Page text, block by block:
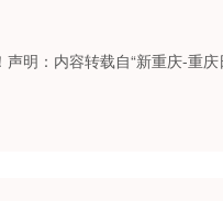
明：内容转载自“新重庆-重庆